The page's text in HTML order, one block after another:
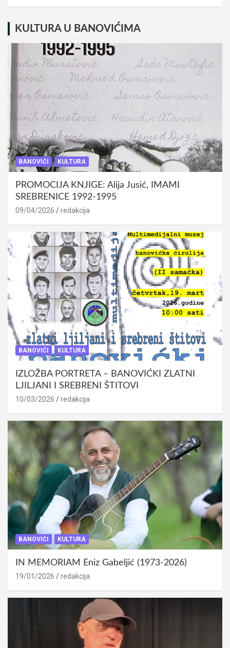
KULTURA U BANOVIĆIMA
BANOVIĆI KULTURA
PROMOCIJA KNJIGE: Alija Jusić, IMAMI
SREBRENICE 1992-1995
09/04/2026 redakcija
BANOVIĆI KULTURA
IZLOŽBA PORTRETA – BANOVIĆKI ZLATNI
LJILJANI I SREBRENI ŠTITOVI
10/03/2026 redakcija
BANOVIĆI KULTURA
IN MEMORIAM Eniz Gabeljić (1973-2026)
19/01/2026 redakcija